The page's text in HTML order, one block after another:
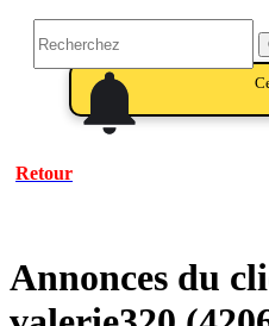
notifications
notifications
Retour
Annonces du